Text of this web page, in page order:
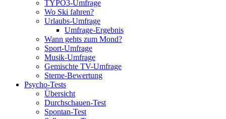
TYPO3-Umfrage
Wo Ski fahren?
Urlaubs-Umfrage
Umfrage-Ergebnis
Wann gehts zum Mond?
Sport-Umfrage
Musik-Umfrage
Gemischte TV-Umfrage
Sterne-Bewertung
Psycho-Tests
Übersicht
Durchschauen-Test
Spontan-Test